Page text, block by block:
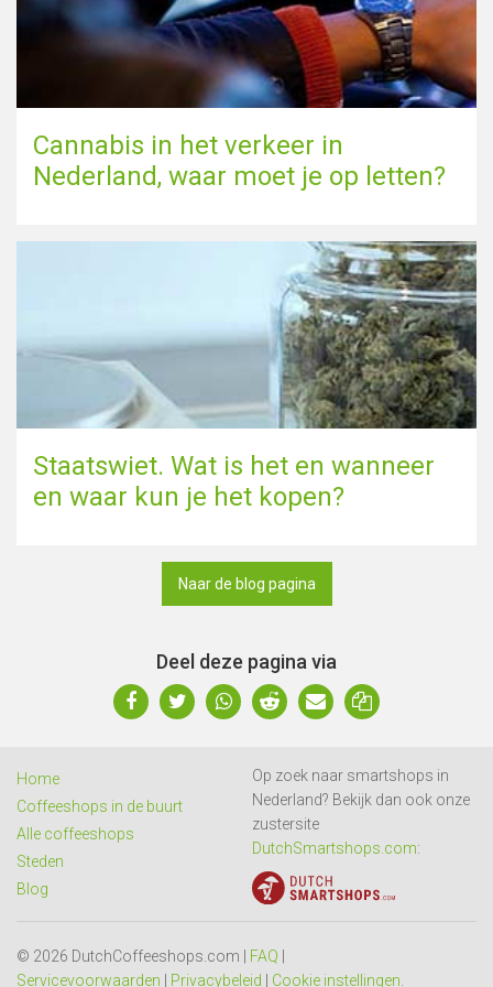
Cannabis in het verkeer in
Nederland, waar moet je op letten?
Staatswiet. Wat is het en wanneer
en waar kun je het kopen?
Naar de blog pagina
Deel deze pagina via
Home
Coffeeshops in de buurt
Alle coffeeshops
Steden
Blog
Op zoek naar smartshops in
Nederland? Bekijk dan ook onze
zustersite
DutchSmartshops.com:
© 2026 DutchCoffeeshops.com | FAQ
Servicevoorwaarden
Privacybeleid Cookie instellingen